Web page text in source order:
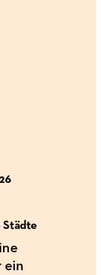
Städte
ein